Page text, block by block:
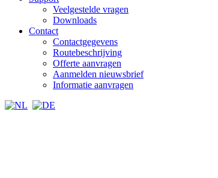
Veelgestelde vragen
Downloads
Contact
Contactgegevens
Routebeschrijving
Offerte aanvragen
Aanmelden nieuwsbrief
Informatie aanvragen